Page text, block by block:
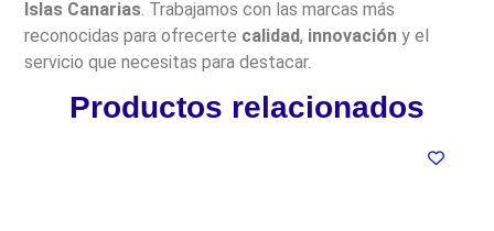
Islas Canarias . Trabajamos con las marcas más
reconocidas para ofrecerte calidad, innovación y el
servicio que necesitas para destacar.
Productos relacionados